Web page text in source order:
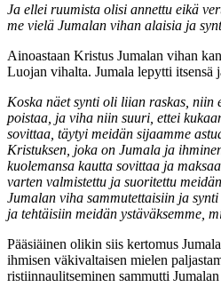
Ja ellei ruumista olisi annettu eikä
me vielä Jumalan vihan alaisia ja
Ainoastaan Kristus Jumalan vihan
Luojan vihalta. Jumala lepytti itsensä
Koska näet synti oli liian raskas, niin
poistaa, ja viha niin suuri, ettei
sovittaa, täytyi meidän sijaamme
Kristuksen, joka on Jumala ja
kuolemansa kautta sovittaa ja
varten valmistettu ja suoritettu
Jumalan viha sammutettaisiin ja
ja tehtäisiin meidän ystäväksemme,
Pääsiäinen olikin siis kertomus
ihmisen väkivaltaisen mielen
ristiinnaulitseminen sammutti